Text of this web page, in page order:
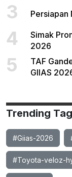
3 Persiapan
4
Simak
2026
5
TAF
GIIAS
Trending
#Giias-2026
#Toyota-veloz-